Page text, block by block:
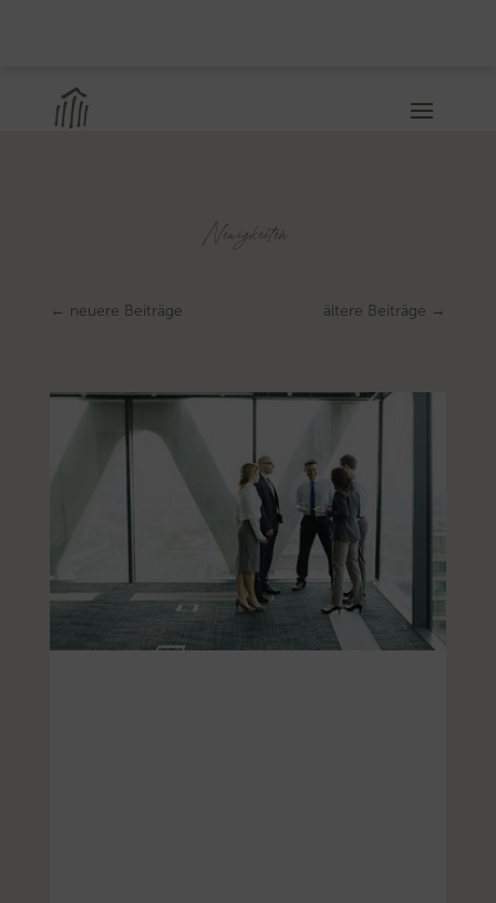
Neuigkeiten
← neuere Beiträge ältere Beiträge →